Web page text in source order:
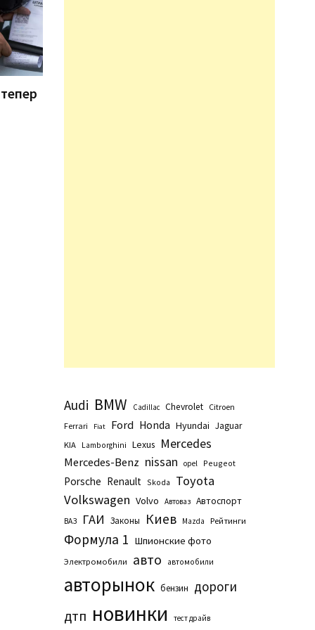
Audi BMW Cadillac Chevrolet Citroen
Ferrari
Fiat Ford Honda Hyundai Jaguar
KIA Lamborghini Lexus Mercedes
Mercedes-Benz nissan opel Peugeot
Porsche Renault Skoda
Toyota
Volkswagen Volvo Автоваз Автоспорт
ВАЗ ГАИ Законы Киев Маzda Рейтинги
Формула 1 Шпионские фото
Электромобили авто автомобили
авторынок бензин дороги
дтп новинки тест драйв